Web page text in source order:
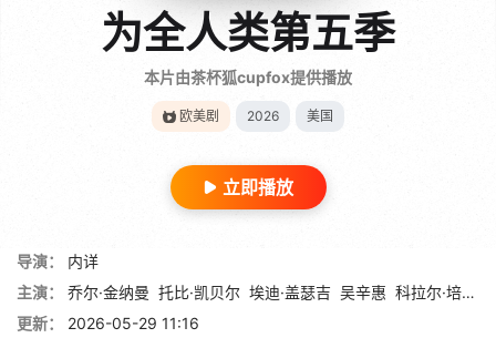
为全人类第五季
本片由茶杯狐cupfox提供播放
欧美剧 2026 美国
立即播放
导演：
内详
主演：
乔尔·金纳曼 托比·凯贝尔 埃迪·盖瑟吉 吴辛惠 科拉尔·培尼亚
更新：
2026-05-29 11:16